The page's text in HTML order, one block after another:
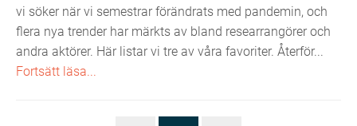
vi söker när vi semestrar förändrats med pandemin, och
flera nya trender har märkts av bland researrangörer och
andra aktörer. Här listar vi tre av våra favoriter. Återför...
Fortsätt läsa...